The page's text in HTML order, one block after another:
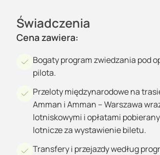
Świadczenia
Cena zawiera:
Bogaty program zwiedzania pod
pilota.
Przeloty międzynarodowe na
Amman i Amman – Warszawa
lotniskowymi i opłatami
lotnicze za wystawienie biletu.
Transfery i przejazdy według